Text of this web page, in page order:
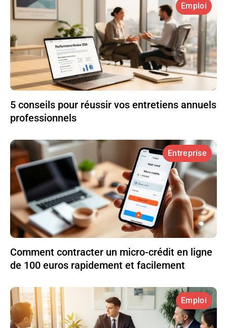
Emploi
5 conseils pour réussir vos entretiens annuels
professionnels
Entreprise
Comment contracter un micro-crédit en ligne
de 100 euros rapidement et facilement
Emploi